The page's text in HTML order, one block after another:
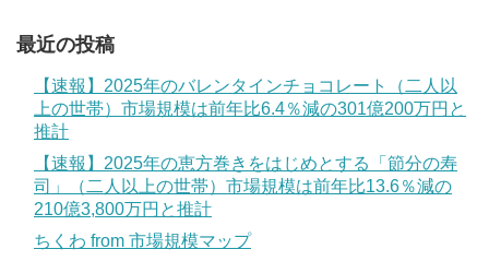
最近の投稿
【速報】2025年のバレンタインチョコレート（二人以
上の世帯）市場規模は前年比6.4％減の301億200万円と
推計
【速報】2025年の恵方巻きをはじめとする「節分の寿
司」（二人以上の世帯）市場規模は前年比13.6％減の
210億3,800万円と推計
ちくわ from 市場規模マップ